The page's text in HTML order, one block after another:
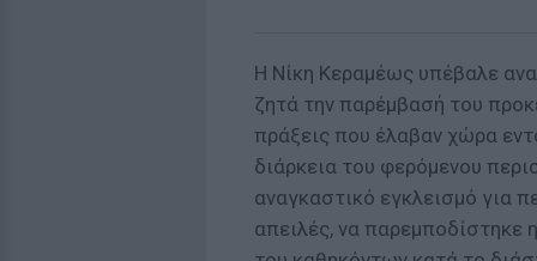
Η Νίκη Κεραμέως υπέβαλε
ζητά την παρέμβασή του
πράξεις που έλαβαν χώρα
διάρκεια του φερόμενου
αναγκαστικό εγκλεισμό για
απειλές, να παρεμποδίστηκε